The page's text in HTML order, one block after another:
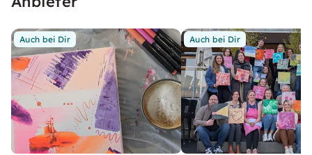
Auch bei Dir Auch bei Dir